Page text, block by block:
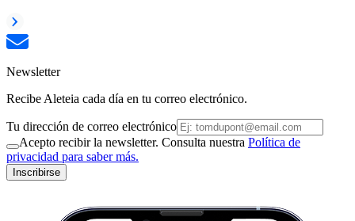
Newsletter
Recibe Aleteia cada día en tu correo electrónico.
Tu dirección de correo electrónico
Acepto recibir la newsletter. Consulta nuestra Política de
privacidad para saber más.
Inscribirse